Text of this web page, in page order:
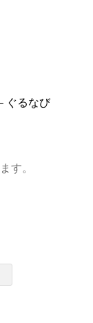
ぐるなび
す。